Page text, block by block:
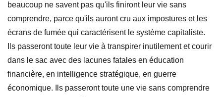
beaucoup ne savent pas qu'ils finiront leur vie sans
comprendre, parce qu'ils auront cru aux impostures et les
écrans de fumée qui caractérisent le système capitaliste.
Ils passeront toute leur vie à transpirer inutilement et courir
dans le sac avec des lacunes fatales en éducation
financière, en intelligence stratégique, en guerre
économique. Ils passeront toute une vie sans comprendre